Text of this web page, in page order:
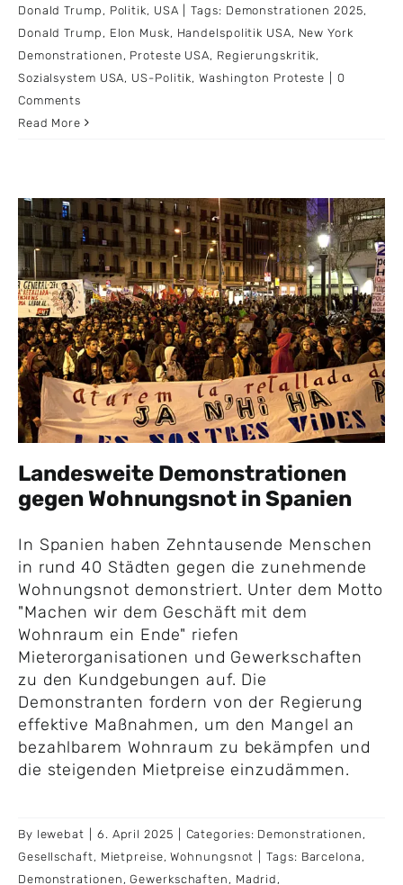
Donald Trump , Politik, USA Tags: Demonstrationen 2025,
Donald Trump , Elon Musk, Handelspolitik USA, New York
Demonstrationen , Proteste USA, Regierungskritik,
Sozialsystem USA, US-Politik,Washington Proteste
0
Comments
Read More
Landesweite Demonstrationen
gegen Wohnungsnot in Spanien
In Spanien haben Zehntausende Menschen
in rund 40 Städten gegen die zunehmende
Wohnungsnot demonstriert. Unter dem Motto
"Machen wir dem Geschäft mit dem
Wohnraum ein Ende" riefen
Mieterorganisationen und Gewerkschaften
zu den Kundgebungen auf. Die
Demonstranten fordern von der Regierung
effektive Maßnahmen, um den Mangel an
bezahlbarem Wohnraum zu bekämpfen und
die steigenden Mietpreise einzudämmen.
By lewebat 6. April 2025 Categories: Demonstrationen ,
Gesellschaft, Mietpreise,Wohnungsnot Tags: Barcelona ,
Demonstrationen ,Gewerkschaften , Madrid ,